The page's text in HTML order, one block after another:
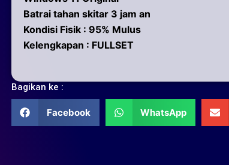
Batrai tahan skitar 3 jam an
Kondisi Fisik : 95% Mulus
Kelengkapan : FULLSET
Bagikan ke :
Facebook WhatsApp